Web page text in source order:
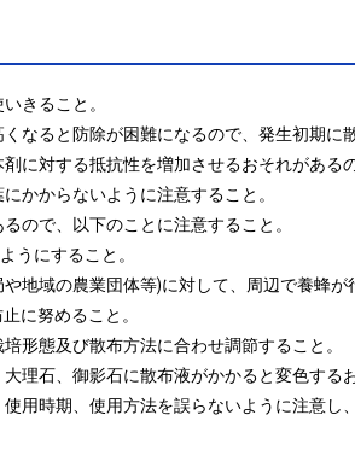
きること。
なると防除が困難になるので、発生初期に
に対する抵抗性を増加させるおそれがあ
かからないように注意すること。
ので、以下のことに注意すること。
うにすること。
地域の農業団体等)に対して、周辺で養蜂
に努めること。
形態及び散布方法に合わせ調節すること。
理石、御影石に散布液がかかると変色する
用時期、使用方法を誤らないように注意